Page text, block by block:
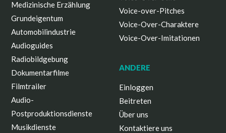
Medizinische Erzählung
Grundeigentum
Automobilindustrie
Audioguides
Radiobildgebung
Dokumentarfilme
Filmtrailer
Audio-
Postproduktionsdienste
Musikdienste
Voice-over-Pitches
Voice-Over-Charaktere
Voice-Over-Imitationen
ANDERE
Einloggen
Beitreten
Über uns
Kontaktiere uns